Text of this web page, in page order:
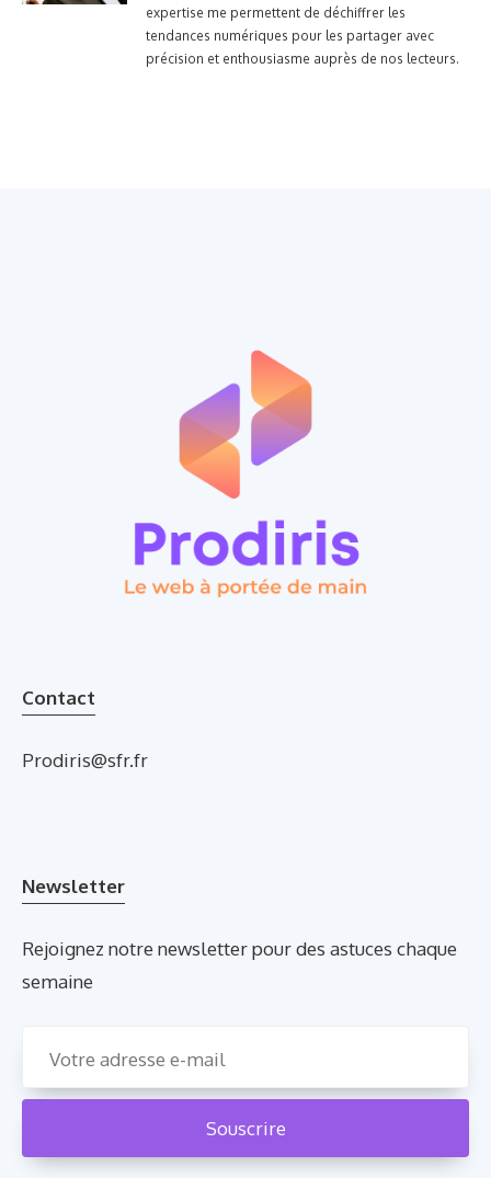
expertise me permettent de déchiffrer les
tendances numériques pour les partager avec
précision et enthousiasme auprès de nos lecteurs.
Contact
Prodiris@sfr.fr
Newsletter
Rejoignez notre newsletter pour des astuces chaque
semaine